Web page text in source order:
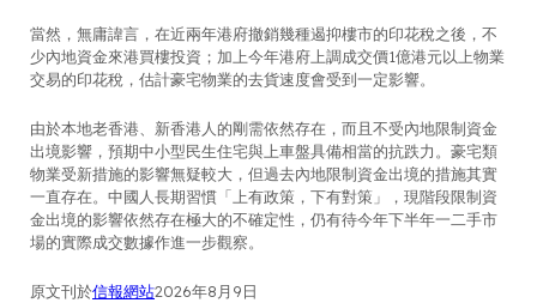
當然，無庸諱言，在近兩年港府撤銷幾種遏抑樓市的印花稅之後，不
少內地資金來港買樓投資；加上今年港府上調成交價1億港元以上物業
交易的印花稅，估計豪宅物業的去貨速度會受到一定影響。
由於本地老香港、新香港人的剛需依然存在，而且不受內地限制資金
出境影響，預期中小型民生住宅與上車盤具備相當的抗跌力。豪宅類
物業受新措施的影響無疑較大，但過去內地限制資金出境的措施其實
一直存在。中國人長期習慣「上有政策，下有對策」，現階段限制資
金出境的影響依然存在極大的不確定性，仍有待今年下半年一二手市
場的實際成交數據作進一步觀察。
原文刊於信報網站2026年8月9日